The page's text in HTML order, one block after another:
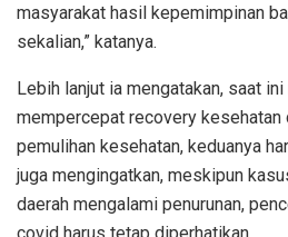
masyarakat hasil kepemimpinan
sekalian,” katanya.
Lebih lanjut ia mengatakan, saat
mempercepat recovery
pemulihan kesehatan, keduanya
juga mengingatkan, meskipun
daerah mengalami penurunan,